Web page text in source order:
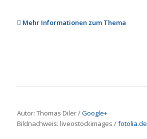
Mehr Informationen zum Thema
Autor: Thomas Diler /Google+
Bildnachweis: liveostockimages /fotolia.de